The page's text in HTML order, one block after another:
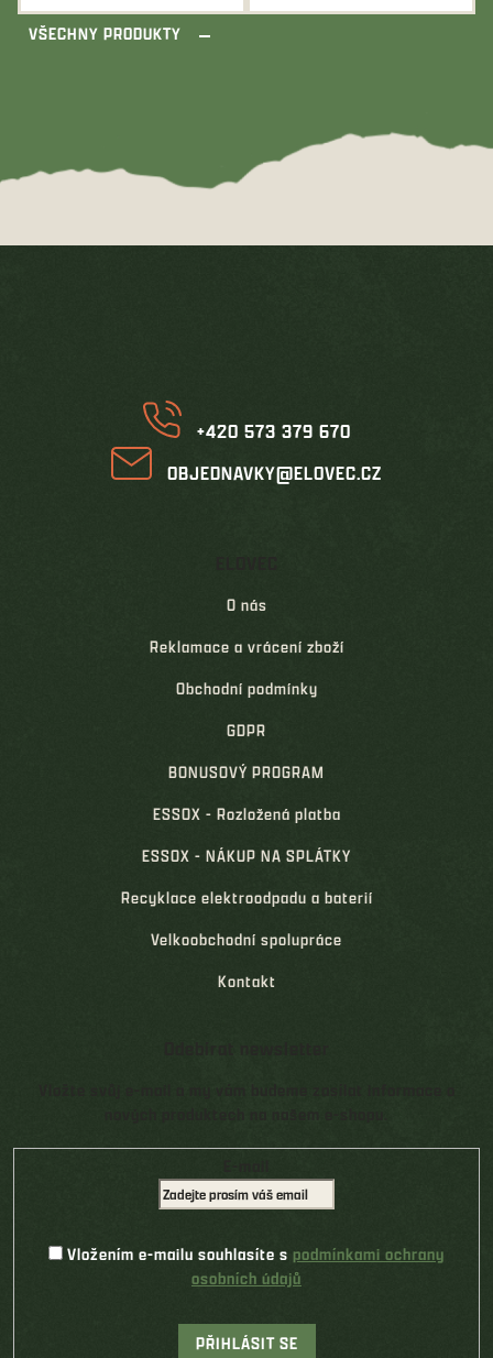
produktu
hvězdiček.
VŠECHNY PRODUKTY
+420 573 379 670
OBJEDNAVKY@ELOVEC.CZ
O nás
Reklamace a vrácení zboží
Obchodní podmínky
GDPR
BONUSOVÝ PROGRAM
ESSOX - Rozložená platba
ESSOX - NÁKUP NA SPLÁTKY
Recyklace elektroodpadu a baterií
Velkoobchodní spolupráce
Kontakt
Vložením e-mailu souhlasíte s podmínkami ochrany
osobních údajů
PŘIHLÁSIT SE